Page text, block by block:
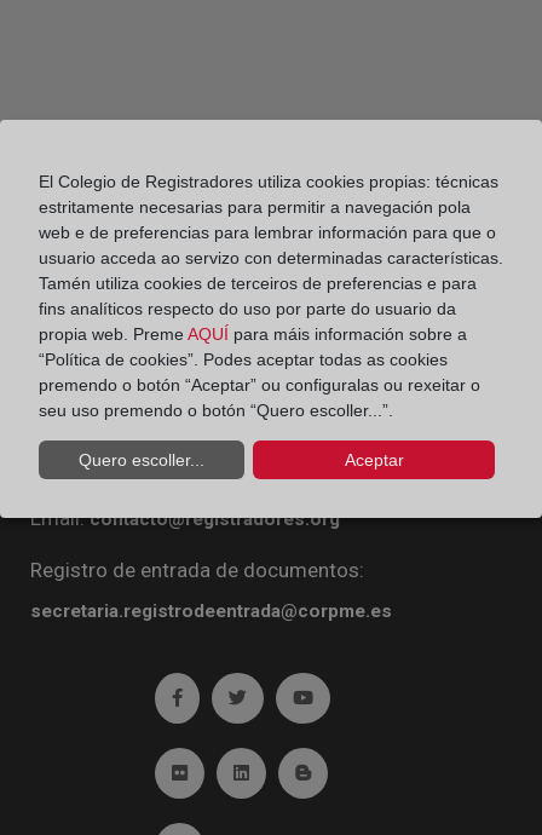
Colegio de Registradores
Diego de León, 21. 28006 Madrid
Teléfono:91 270 16 99
Fax:91 564 11 59
Email:contacto@registradores.org
Registro de entrada de documentos:
secretaria.registrodeentrada@corpme.es
Ir a facebook (abre en ventana nueva)
Ir a twitter (abre en ventana nueva)
Ir a YouTube (abre en
Ir a Flickr (abre en ventana nueva)
Ir a Linkedin (abre en ventana nueva)
Ir al Blog (abre en ventana
El Colegio de Registradores utiliza cookies propias: técnicas
estritamente necesarias para permitir a navegación pola
web e de preferencias para lembrar información para que o
usuario acceda ao servizo con determinadas características.
Tamén utiliza cookies de terceiros de preferencias e para
fins analíticos respecto do uso por parte do usuario da
propia web. Preme AQUÍ para máis información sobre a
“Política de cookies”. Podes aceptar todas as cookies
premendo o botón “Aceptar” ou configuralas ou rexeitar o
seu uso premendo o botón “Quero escoller...”.
Quero escoller... Aceptar